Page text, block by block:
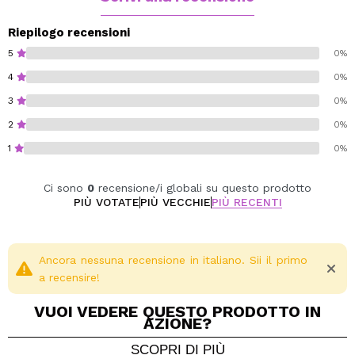
Vegan.
Cruelty free.
Alcohol free.
Paraben free.
Sulfate free.
Riepilogo recensioni
5 0%
4 0%
3 0%
2 0%
1 0%
Ci sono 0 recensione/i globali su questo prodotto
PIÙ VOTATEPIÙ VECCHIEPIÙ RECENTI
Ancora nessuna recensione in italiano. Sii il primo
a recensire!
VUOI VEDERE QUESTO PRODOTTO IN
AZIONE?
SCOPRI DI PIÙ